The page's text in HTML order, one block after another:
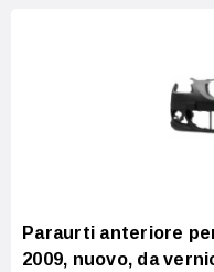
Paraurti anteriore
2009, nuovo, da